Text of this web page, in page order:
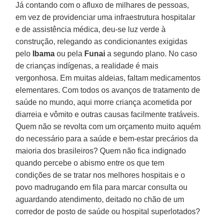
Já contando com o afluxo de milhares de pessoas,
em vez de providenciar uma infraestrutura hospitalar
e de assistência médica, deu-se luz verde à
construção, relegando as condicionantes exigidas
pelo
Ibama ou pela Funai a segundo plano. No caso
de crianças indígenas, a realidade é mais
vergonhosa. Em muitas aldeias, faltam medicamentos
elementares. Com todos os avanços de tratamento de
saúde no mundo, aqui morre criança acometida por
diarreia e vômito e outras causas facilmente tratáveis.
Quem não se revolta com um orçamento muito aquém
do necessário para a saúde e bem-estar precários da
maioria dos brasileiros? Quem não fica indignado
quando percebe o abismo entre os que tem
condições de se tratar nos melhores hospitais e o
povo madrugando em fila para marcar consulta ou
aguardando atendimento, deitado no chão de um
corredor de posto de saúde ou hospital superlotados?